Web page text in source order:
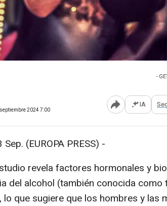
-
2024 7:00 Abrir IA
(EUROPA PRESS) -
revela factores hormonales y
del alcohol (también conocida
lo que sugiere que los hombres y las